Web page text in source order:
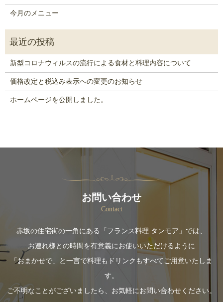
今月のメニュー
新型コロナウィルスの流行による食材と料理内容について
価格改定と税込み表示への変更のお知らせ
ホームページを公開しました。
お問い合わせ
Contact
赤坂の住宅街の一角にある「フランス料理 タンモア」では、
お連れ様との時間を有意義にお使いいただけるように
「おまかせで」と一言で料理もドリンクもすべてご用意いたしま
す。
ご不明なことがございましたら、お気軽にお問い合わせください。